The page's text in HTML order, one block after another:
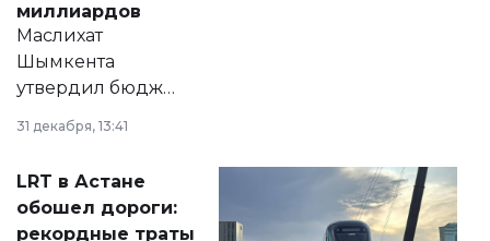
миллиардов
Маслихат
Шымкента
утвердил бюджет
города на 2026–
2028 годы.
документ
появился в базе
31 декабря, 13:41
LRT в Астане
обошел дороги:
рекордные траты